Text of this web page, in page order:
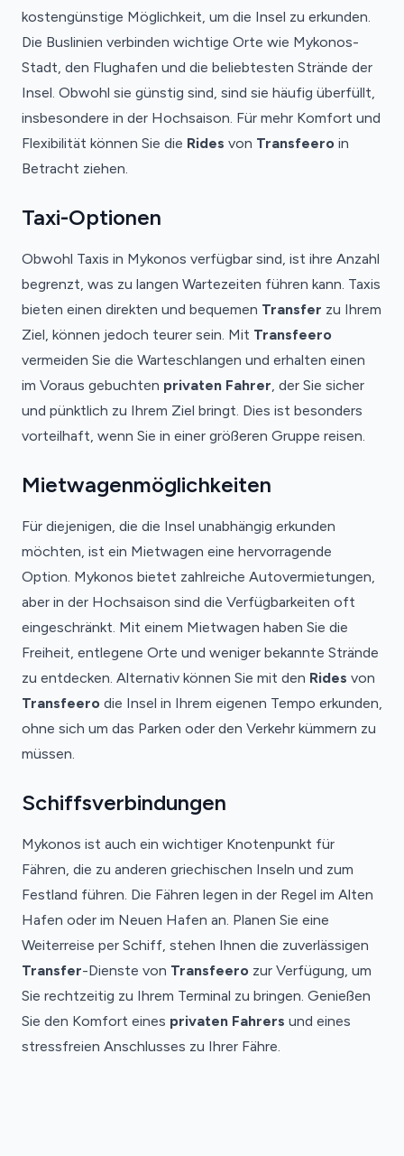
kostengünstige Möglichkeit, um die Insel zu erkunden.
Die Buslinien verbinden wichtige Orte wie Mykonos-
Stadt, den Flughafen und die beliebtesten Strände der
Insel. Obwohl sie günstig sind, sind sie häufig überfüllt,
insbesondere in der Hochsaison. Für mehr Komfort und
Flexibilität können Sie die Rides von Transfeero in
Betracht ziehen.
Taxi-Optionen
Obwohl Taxis in Mykonos verfügbar sind, ist ihre Anzahl
begrenzt, was zu langen Wartezeiten führen kann. Taxis
bieten einen direkten und bequemen Transfer zu Ihrem
Ziel, können jedoch teurer sein. Mit Transfeero
vermeiden Sie die Warteschlangen und erhalten einen
im Voraus gebuchten privaten Fahrer, der Sie sicher
und pünktlich zu Ihrem Ziel bringt. Dies ist besonders
vorteilhaft, wenn Sie in einer größeren Gruppe reisen.
Mietwagenmöglichkeiten
Für diejenigen, die die Insel unabhängig erkunden
möchten, ist ein Mietwagen eine hervorragende
Option. Mykonos bietet zahlreiche Autovermietungen,
aber in der Hochsaison sind die Verfügbarkeiten oft
eingeschränkt. Mit einem Mietwagen haben Sie die
Freiheit, entlegene Orte und weniger bekannte Strände
zu entdecken. Alternativ können Sie mit den Rides von
Transfeero die Insel in Ihrem eigenen Tempo erkunden,
ohne sich um das Parken oder den Verkehr kümmern zu
müssen.
Schiffsverbindungen
Mykonos ist auch ein wichtiger Knotenpunkt für
Fähren, die zu anderen griechischen Inseln und zum
Festland führen. Die Fähren legen in der Regel im Alten
Hafen oder im Neuen Hafen an. Planen Sie eine
Weiterreise per Schiff, stehen Ihnen die zuverlässigen
Transfer-Dienste von Transfeero zur Verfügung, um
Sie rechtzeitig zu Ihrem Terminal zu bringen. Genießen
Sie den Komfort eines privaten Fahrers und eines
stressfreien Anschlusses zu Ihrer Fähre.